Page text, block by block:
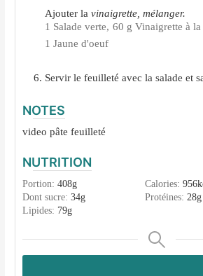
Ajouter la vinaigrette, mélanger.
1 Salade verte, 60 g Vinaigrette à la
1 Jaune d'oeuf
Servir le feuilleté avec la salade et
NOTES
video pâte feuilleté
NUTRITION
Portion:408g Calories:956
Dont sucre:34g Protéines: 28g
Lipides: 79g